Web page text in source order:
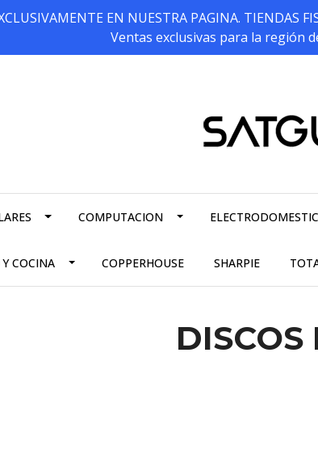
EN NUESTRA PAGINA. TIENDAS
Ventas exclusivas para la región
COMPUTACION
COCINA COPPERHOUSE SHARPIE
DISCOS